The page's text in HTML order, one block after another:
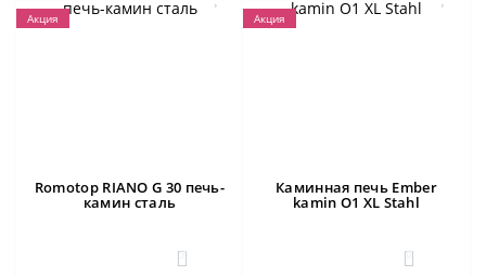
Акция
Romotop RIANO G 30 печь-
камин сталь
3
Акция
Каминная печь Ember
kamin O1 XL Stahl
0